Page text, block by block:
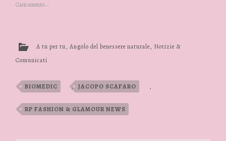
Caricamento...
A tu per tu,Angolo del benessere naturale, Notizie &
Comunicati
BIOMEDIC , JACOPO SCAFARO ,
RP FASHION & GLAMOUR NEWS